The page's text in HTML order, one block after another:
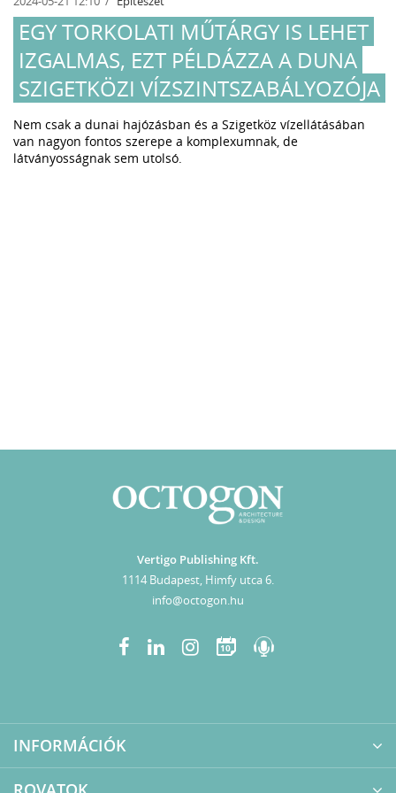
EGY TORKOLATI MŰTÁRGY IS LEHET
IZGALMAS, EZT PÉLDÁZZA A DUNA
SZIGETKÖZI VÍZSZINTSZABÁLYOZÓJA
Nem csak a dunai hajózásban és a Szigetköz vízellátásában
van nagyon fontos szerepe a komplexumnak, de
látványosságnak sem utolsó.
Vertigo Publishing Kft.
1114 Budapest, Himfy utca 6.
info@octogon.hu
10
INFORMÁCIÓK